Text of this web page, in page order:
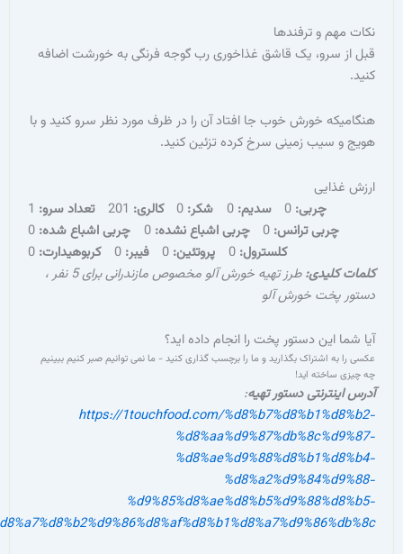
و ترفندها
یک قاشق غذاخوری رب گوجه فرنگی به خورشت اضافه
خورش خوب جا افتاد آن را در ظرف مورد نظر سرو کنید و با
زمینی سرخ کرده تزئین کنید.
تعداد سرو:
1 کالری:201 شکر:0 سدیم:0
چربی اشباع شده: 0 چربی اشباع نشده: 0 ترانس:0
کربوهیدارت:
0 فیبر:0 پروتئین: 0
طرز تهیه خورش آلو مخصوص مازندرانی برای 5 نفر ،
خورش آلو
دستور پخت را انجام داده اید؟
اشتراک بگذارید و ما را برچسب گذاری کنید - ما نمی توانیم صبر کنیم ببینیم
اید!
دستور تهیه:
https://1touchfood.com/